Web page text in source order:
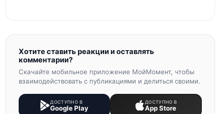
Хотите ставить реакции и оставлять
комментарии?
Скачайте мобильное приложение МойМомент, чтобы
взаимодействовать с публикациями и делиться своими.
ДОСТУПНО В
Google Play
ДОСТУПНО В
App Store